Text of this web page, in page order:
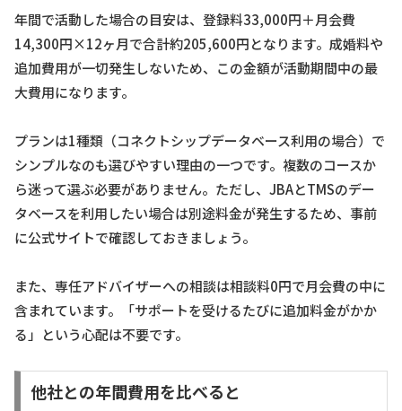
年間で活動した場合の目安は、登録料33,000円＋月会費
14,300円×12ヶ月で合計約205,600円となります。成婚料や
追加費用が一切発生しないため、この金額が活動期間中の最
大費用になります。
プランは1種類（コネクトシップデータベース利用の場合）で
シンプルなのも選びやすい理由の一つです。複数のコースか
ら迷って選ぶ必要がありません。ただし、JBAとTMSのデー
タベースを利用したい場合は別途料金が発生するため、事前
に公式サイトで確認しておきましょう。
また、専任アドバイザーへの相談は相談料0円で月会費の中に
含まれています。「サポートを受けるたびに追加料金がかか
る」という心配は不要です。
他社との年間費用を比べると